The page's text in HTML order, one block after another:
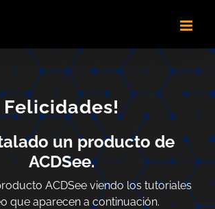
Felicidades!
un producto de
ACDSee.
ACDSee viendo los tutoriales
que aparecen a continuación.